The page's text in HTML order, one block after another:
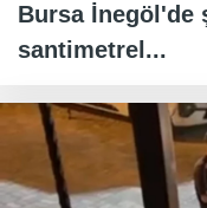
Bursa İnegöl'de
santimetrel...